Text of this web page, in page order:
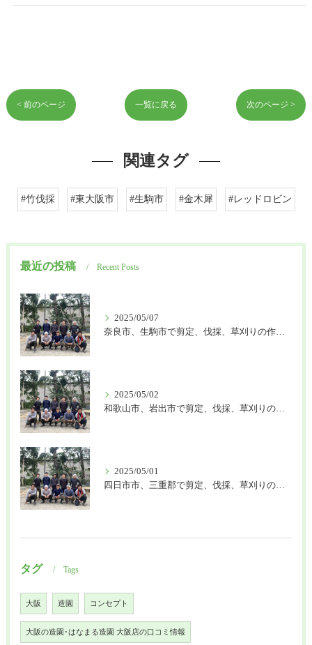
< 前のページ 一覧に戻る 次のページ >
関連タグ
#竹伐採 #東大阪市 #生駒市 #金木犀 #レッドロビン
最近の投稿 Recent Posts
2025/05/07
奈良市、生駒市で剪定、伐採、草刈りの作業を頼むなら はなまる造園
2025/05/02
和歌山市、岩出市で剪定、伐採、草刈りの作業を頼むなら はなまる造園
2025/05/01
四日市市、三重郡で剪定、伐採、草刈りの作業を頼むなら はなまる造園
タグ Tags
大阪 造園 コンセプト
大阪の造園･はなまる造園 大阪店の口コミ情報